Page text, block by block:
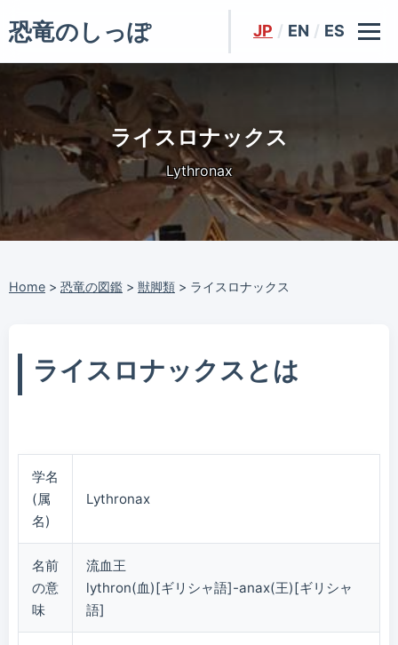
恐竜のしっぽ JP / EN / ES
ライスロナックス
Lythronax
Home > 恐竜の図鑑 > 獣脚類 > ライスロナックス
ライスロナックスとは
学名
(属
名)
Lythronax
名前
の意
味
流血王
lythron(血)[ギリシャ語]-anax(王)[ギリシャ
語]